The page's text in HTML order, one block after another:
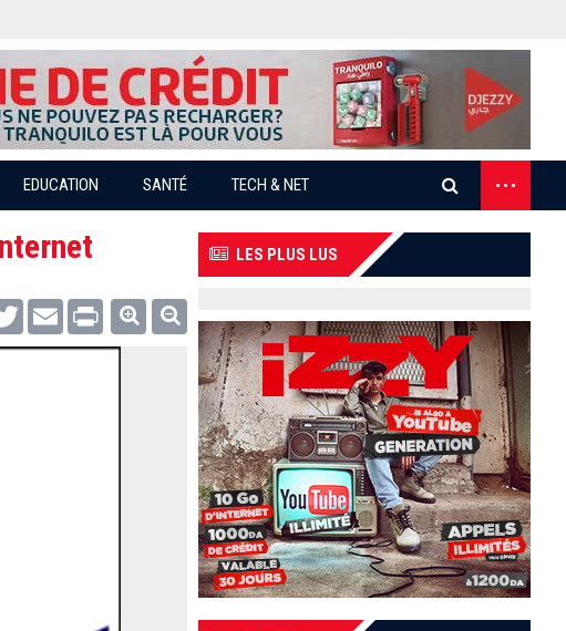
EDUCATION SANTÉ TECH & NET
...
Twitter Email Print
LES PLUS LUS